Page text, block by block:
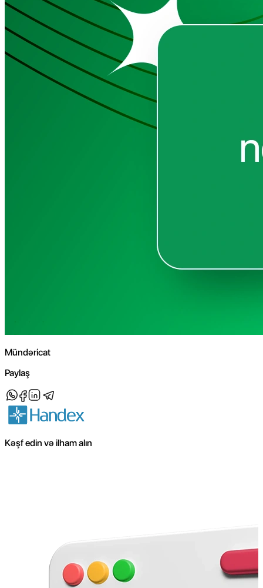
Mündəricat
Paylaş
Kəşf edin və ilham alın